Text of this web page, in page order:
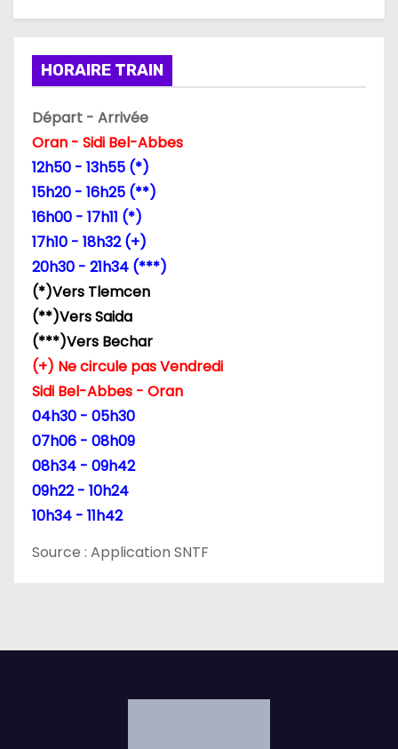
HORAIRE TRAIN
Départ - Arrivée
Oran - Sidi Bel-Abbes
12h50 - 13h55 (*)
15h20 - 16h25 (**)
16h00 - 17h11 (*)
17h10 - 18h32 (+)
20h30 - 21h34 (***)
(*)Vers Tlemcen
(**)Vers Saida
(***)Vers Bechar
(+) Ne circule pas Vendredi
Sidi Bel-Abbes - Oran
04h30 - 05h30
07h06 - 08h09
08h34 - 09h42
09h22 - 10h24
10h34 - 11h42
Source : Application SNTF